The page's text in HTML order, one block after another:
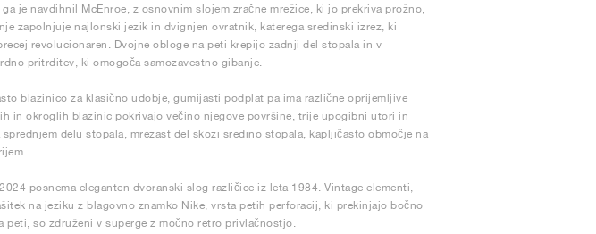
je navdihnil McEnroe, z osnovnim slojem zračne mrežice, ki jo prekriva prožno,
zapolnjuje najlonski jezik in dvignjen ovratnik, katerega sredinski izrez, ki
revolucionaren. Dvojne obloge na peti krepijo zadnji del stopala in v
pritrditev, ki omogoča samozavestno gibanje.
blazinico za klasično udobje, gumijasti podplat pa ima različne oprijemljive
in okroglih blazinic pokrivajo večino njegove površine, trije upogibni utori in
delu stopala, mrežast del skozi sredino stopala, kapljičasto območje na
posnema eleganten dvoranski slog različice iz leta 1984. Vintage elementi,
na jeziku z blagovno znamko Nike, vrsta petih perforacij, ki prekinjajo bočno
so združeni v superge z močno retro privlačnostjo.